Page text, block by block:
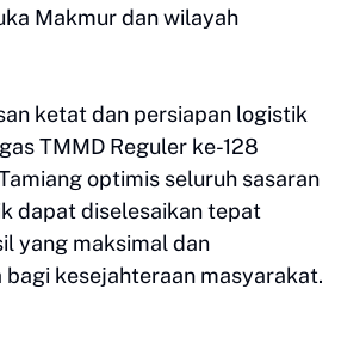
Makmur dan wilayah
ketat dan persiapan logistik
TMMD Reguler ke-128
optimis seluruh sasaran
dapat diselesaikan tepat
yang maksimal dan
kesejahteraan masyarakat.